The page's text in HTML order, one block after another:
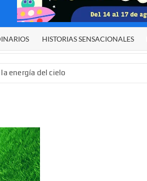
HISTORIAS SENSACIONALES
energía del cielo
alcanzar
polarizada
o mundos?
generan las redes sociales